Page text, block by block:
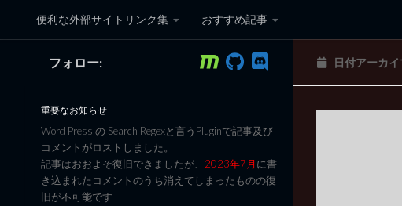
コンテンツへスキップ
便利な外部サイトリンク集 おすすめ記事
黒翼猫のコンピュータ日
日付アーカイ
フォロー:
重要なお知らせ
Word Press の Search Regexと言うPluginで記事及び
コメントがロストしました。
記事はおおよそ復旧できましたが、 2023年7月に書
き込まれたコメントのうち消えてしまったものの復
旧が不可能です